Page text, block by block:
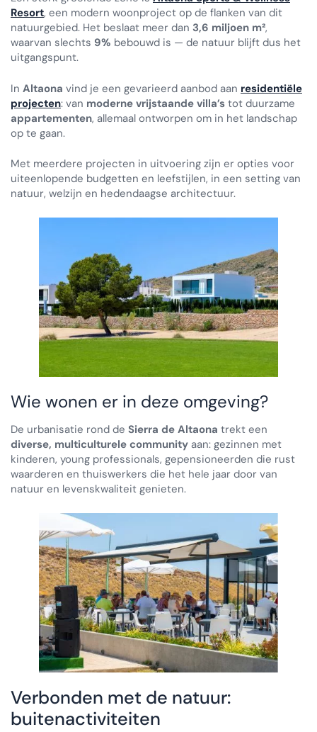
Resort, een modern woonproject op de flanken van dit
natuurgebied. Het beslaat meer dan 3,6 miljoen m²,
waarvan slechts 9% bebouwd is — de natuur blijft dus het
uitgangspunt.
In Altaona vind je een gevarieerd aanbod aan residentiële
projecten: van moderne vrijstaande villa’s tot duurzame
appartementen, allemaal ontworpen om in het landschap
op te gaan.
Met meerdere projecten in uitvoering zijn er opties voor
uiteenlopende budgetten en leefstijlen, in een setting van
natuur, welzijn en hedendaagse architectuur.
Wie wonen er in deze omgeving?
De urbanisatie rond de Sierra de Altaona trekt een
diverse, multiculturele community aan: gezinnen met
kinderen, young professionals, gepensioneerden die rust
waarderen en thuiswerkers die het hele jaar door van
natuur en levenskwaliteit genieten.
Verbonden met de natuur:
buitenactiviteiten